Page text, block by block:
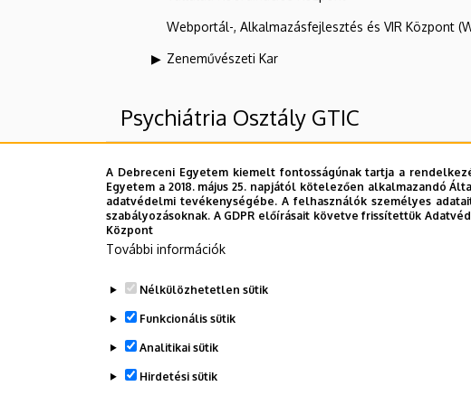
Webportál-, Alkalmazásfejlesztés és VIR Központ
Zeneművészeti Kar
Psychiátria Osztály GTIC
Felettes szervezeti egységek
Debreceni Egyetem
GTIC Betegellátó egységek
Dolgozói adatmódosítás igénylése a DE
A Debreceni Egyetem kiemelt fontosságúnak tartja a
Egyetem a 2018. május 25. napjától kötelezően alkalmazandó
adatvédelmi tevékenységébe. A felhasználók személyes
szabályozásoknak. A GDPR előírásait követve frissítettük
Központ
További információk
Nélkülözhetetlen sütik
Funkcionális sütik
Analitikai sütik
Hirdetési sütik